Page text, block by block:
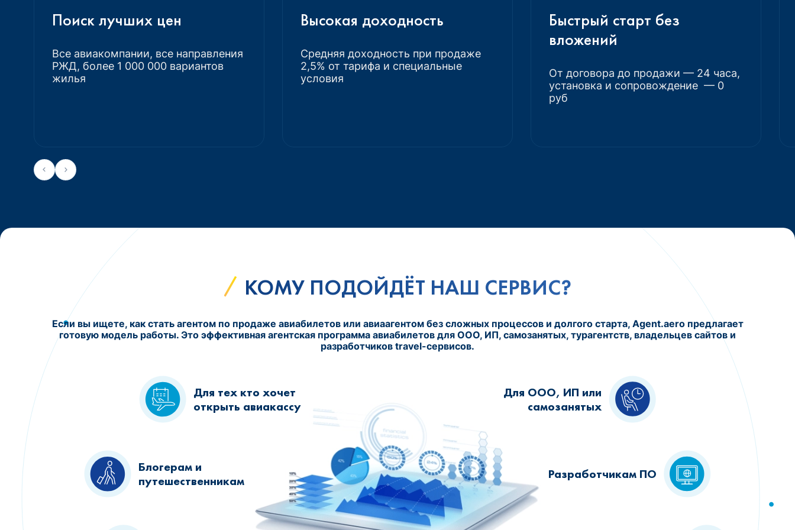
Поиск лучших цен
Все авиакомпании, все направления
РЖД, более 1 000 000 вариантов
жилья
Высокая доходность
Средняя доходность при продаже
2,5% от тарифа и специальные
условия
Быстрый старт без
вложений
От договора до продажи — 24 часа,
установка и сопровождение — 0
руб
КОМУ ПОДОЙДЁТ НАШ СЕРВИС?
Если вы ищете, как стать агентом по продаже авиабилетов или авиаагентом без сложных процессов и долгого старта, Agent.aero предлагает
готовую модель работы. Это эффективная агентская программа авиабилетов для ООО, ИП, самозанятых, турагентств, владельцев сайтов и
разработчиков travel-сервисов.
Для тех кто хочет
открыть авиакассу
Для ООО, ИП или
самозанятых
Блогерам и
путешественникам
Разработчикам ПО